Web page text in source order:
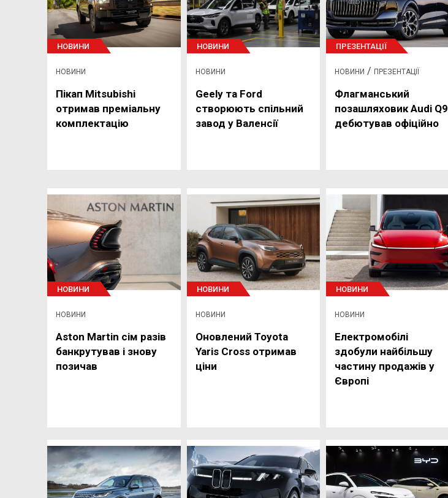
НОВИНИ
НОВИНИ
Пікап Mitsubishi
отримав преміальну
комплектацію
НОВИНИ
НОВИНИ
Geely та Ford
створюють спільний
завод у Валенсії
ПРЕЗЕНТАЦІЇ
НОВИНИ / ПРЕЗЕНТАЦІЇ
Флагманський
позашляховик Audi Q9
дебютував офіційно
НОВИНИ
НОВИНИ
Aston Martin сім разів
банкрутував і знову
позичав
НОВИНИ
НОВИНИ
Оновлений Toyota
Yaris Cross отримав
ціни
НОВИНИ
НОВИНИ
Електромобілі
здобули найбільшу
частину продажів у
Європі